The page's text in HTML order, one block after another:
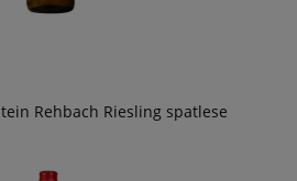
Rehbach Riesling spatlese